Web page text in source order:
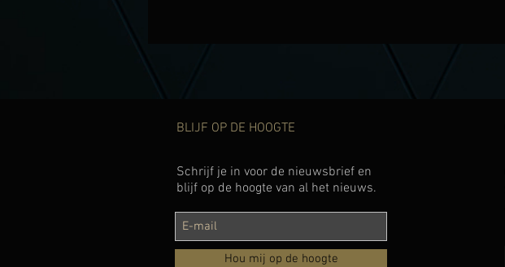
BLIJF OP DE HOOGTE
Schrijf je in voor de nieuwsbrief en
blijf op de hoogte van al het nieuws.
Hou mij op de hoogte